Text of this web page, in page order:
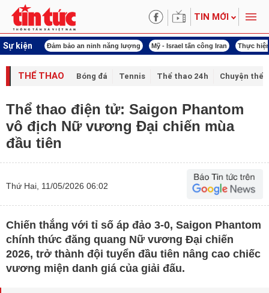
TIN MỚI
Sự kiện
khóa XVI Đảm bảo an ninh năng lượng Mỹ - Israel tấn công Iran Thực
THỂ THAO Bóng đá Tennis Thể thao 24h Chuyện thể
Thể thao điện tử: Saigon Phantom
vô địch Nữ vương Đại chiến mùa
đầu tiên
Thứ Hai, 11/05/2026 06:02
Chiến thắng với tỉ số áp đảo 3-0, Saigon Phantom
chính thức đăng quang Nữ vương Đại chiến
2026, trở thành đội tuyển đầu tiên nâng cao chiếc
vương miện danh giá của giải đấu.